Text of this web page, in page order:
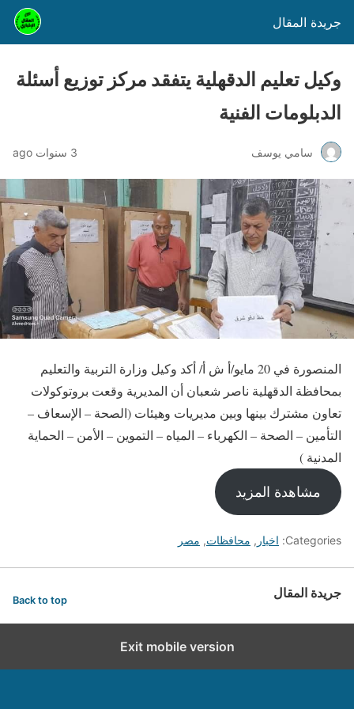
جريدة المقال
وكيل تعليم الدقهلية يتفقد مركز توزيع أسئلة
الدبلومات الفنية
سامي يوسف 3 سنوات ago
المنصورة في 20 مايو/أ ش أ/ أكد وكيل وزارة التربية والتعليم
بمحافظة الدقهلية ناصر شعبان أن المديرية وقعت بروتوكولات
تعاون مشترك بينها وبين مديريات وهيئات (الصحة – الإسعاف –
التأمين – الصحة – الكهرباء – المياه – التموين – الأمن – الحماية
المدنية )
مشاهدة المزيد
Categories: اخبار , محافظات, مصر
جريدة المقال Back to top
Exit mobile version